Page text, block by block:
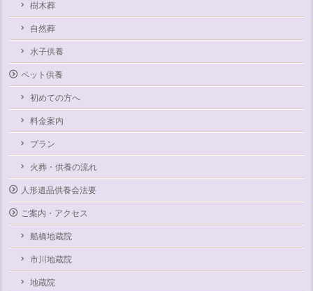
樹木葬
自然葬
水子供養
ペット供養
初めての方へ
料金案内
プラン
火葬・供養の流れ
人形遺品供養会法要
ご案内・アクセス
船橋地蔵院
市川地蔵院
地蔵院